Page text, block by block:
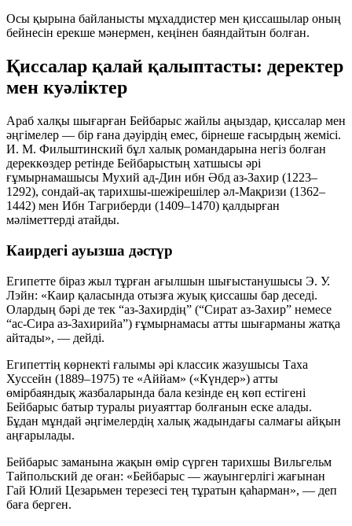
Осы қырына байланысты мұхаддистер мен қиссашылар оның
бейнесін ерекше мәнермен, кеңінен баяндайтын болған.
Қиссалар қалай қалыптасты: деректер
мен куәліктер
Араб халқы шығарған Бейбарыс жайлы аңыздар, қиссалар мен
әңгімелер — бір ғана дәуірдің емес, бірнеше ғасырдың жемісі.
И. М. Фильштинский бұл халық романдарына негіз болған
дереккөздер ретінде Бейбарыстың хатшысы әрі
ғұмырнамашысы Мухий ад-Дин ибн Әбд аз-Захир (1223–
1292), сондай-ақ тарихшы-шежірешілер әл-Мақризи (1362–
1442) мен Ибн Тагриберди (1409–1470) қалдырған
мәліметтерді атайды.
Каирдегі ауызша дәстүр
Египетте біраз жыл тұрған ағылшын шығыстанушысы Э. У.
Лэйн: «Каир қаласында отызға жуық қиссашы бар деседі.
Олардың бәрі де тек “аз-Захирдің” (“Сират аз-Захир” немесе
“ас-Сира аз-Захирийа”) ғұмырнамасы атты шығарманы жатқа
айтады», — дейді.
Египеттің көрнекті ғалымы әрі классик жазушысы Таха
Хуссейн (1889–1975) те «Аййам» («Күндер») атты
өмірбаяндық жазбаларында бала кезінде ең көп естігені
Бейбарыс батыр туралы риуаяттар болғанын еске алады.
Бұдан мұндай әңгімелердің халық жадындағы салмағы айқын
аңғарылады.
Бейбарыс заманына жақын өмір сүрген тарихшы Вильгельм
Тайпольский де оған: «Бейбарыс — жауынгерлігі жағынан
Гай Юлий Цезарьмен терезесі тең тұратын қаһарман», — деп
баға берген.